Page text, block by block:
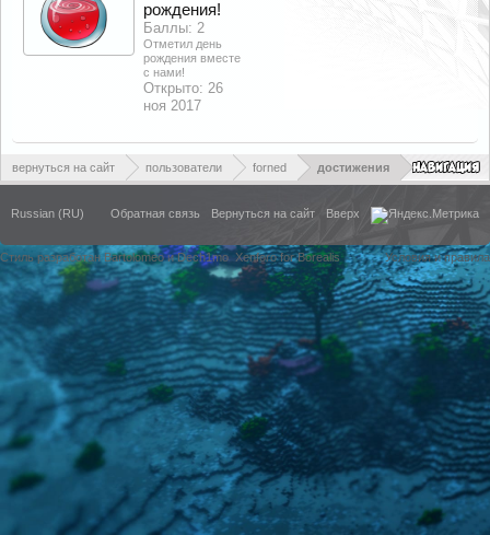
рождения!
Баллы: 2
Отметил день
рождения вместе
с нами!
Открыто: 26
ноя 2017
вернуться на сайт пользователи forned достижения
Russian (RU) Обратная связь Вернуться на сайт Вверх
Стиль разработан Bartolomeo и Dech1mo Xenforo for Borealis Условия и правила